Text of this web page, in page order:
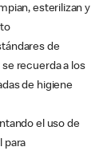
esterilizan y
de
recuerda a los
de higiene
el uso de
para